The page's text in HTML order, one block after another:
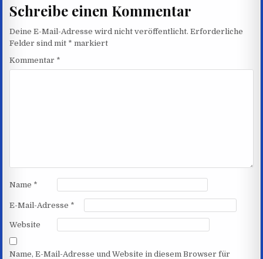
Schreibe einen Kommentar
Deine E-Mail-Adresse wird nicht veröffentlicht. Erforderliche
Felder sind mit * markiert
Kommentar *
Name *
E-Mail-Adresse *
Website
Name, E-Mail-Adresse und Website in diesem Browser für